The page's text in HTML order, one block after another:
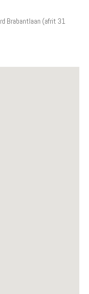
Brabantlaan (afrit 31